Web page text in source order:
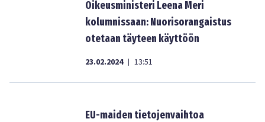
Oikeusministeri Leena Meri
kolumnissaan: Nuorisorangaistus
otetaan täyteen käyttöön
23.02.2024 | 13:51
EU-maiden tietojenvaihtoa